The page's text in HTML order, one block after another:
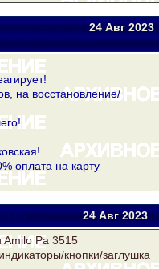
24 Авг2023
на восстановление/
оплата на карту
24 Авг2023
Pa 3515
кнопки/заглушка